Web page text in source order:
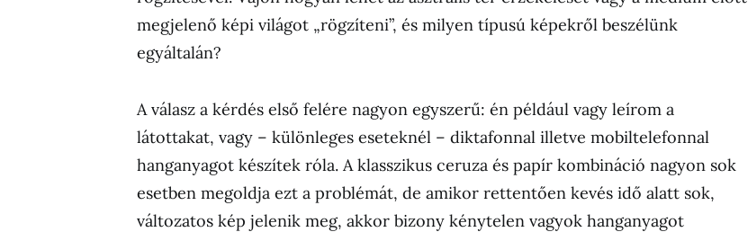
megjelenő képi világot „rögzíteni”, és milyen típusú képekről beszélünk
egyáltalán?
A válasz a kérdés első felére nagyon egyszerű: én például vagy leírom a
látottakat, vagy – különleges eseteknél – diktafonnal illetve mobiltelefonnal
hanganyagot készítek róla. A klasszikus ceruza és papír kombináció nagyon sok
esetben megoldja ezt a problémát, de amikor rettentően kevés idő alatt sok,
változatos kép jelenik meg, akkor bizony kénytelen vagyok hanganyagot